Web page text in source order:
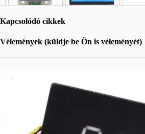
Kapcsolódó cikkek
Vélemények (küldje be Ön is véleményét)